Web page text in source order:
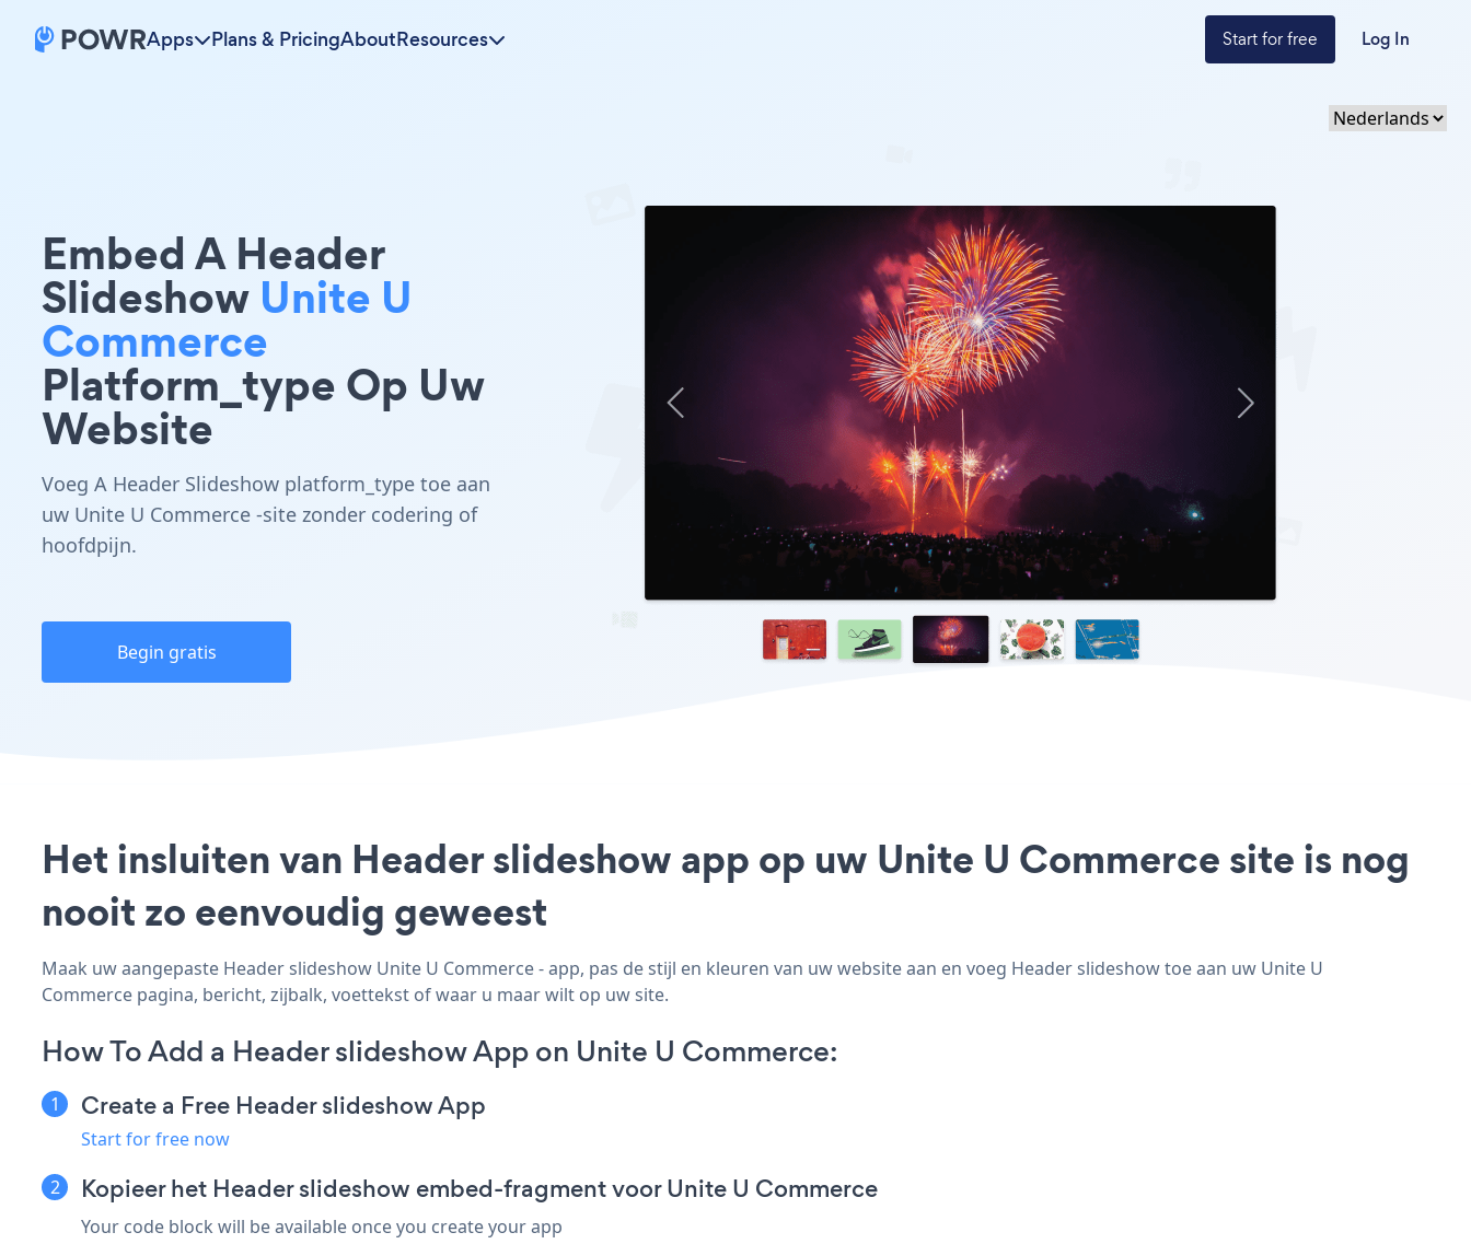
Apps Plans & PricingAboutResources Start for free Log In
Embed A Header
Slideshow Unite U
Commerce
Platform_type Op Uw
Website
Voeg A Header Slideshow platform_type toe aan
uw Unite U Commerce -site zonder codering of
hoofdpijn.
Begin gratis
Het insluiten van Header slideshow app op uw Unite U Commerce site is nog
nooit zo eenvoudig geweest
Maak uw aangepaste Header slideshow Unite U Commerce - app, pas de stijl en kleuren van uw website aan en voeg Header slideshow toe aan uw Unite U
Commerce pagina, bericht, zijbalk, voettekst of waar u maar wilt op uw site.
How To Add a Header slideshow App on Unite U Commerce:
Create a Free Header slideshow App
Start for free now
Kopieer het Header slideshow embed-fragment voor Unite U Commerce
Your code block will be available once you create your app